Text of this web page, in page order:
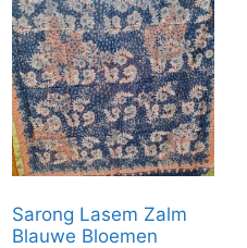
Sarong Lasem Zalm
Blauwe Bloemen